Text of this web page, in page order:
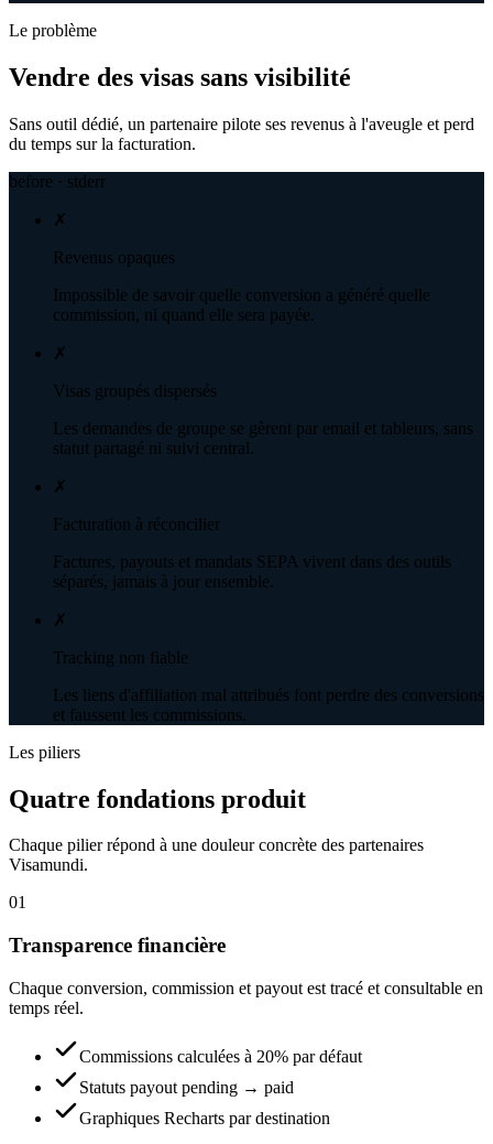
Le problème
Vendre des visas sans visibilité
Sans outil dédié, un partenaire pilote ses revenus à l'aveugle et perd
du temps sur la facturation.
before · stderr
✗
Revenus opaques
Impossible de savoir quelle conversion a généré quelle
commission, ni quand elle sera payée.
✗
Visas groupés dispersés
Les demandes de groupe se gèrent par email et tableurs, sans
statut partagé ni suivi central.
✗
Facturation à réconcilier
Factures, payouts et mandats SEPA vivent dans des outils
séparés, jamais à jour ensemble.
✗
Tracking non fiable
Les liens d'affiliation mal attribués font perdre des conversions
et faussent les commissions.
Les piliers
Quatre fondations produit
Chaque pilier répond à une douleur concrète des partenaires
Visamundi.
01
Transparence financière
Chaque conversion, commission et payout est tracé et consultable en
temps réel.
Commissions calculées à 20% par défaut
Statuts payout pending → paid
Graphiques Recharts par destination